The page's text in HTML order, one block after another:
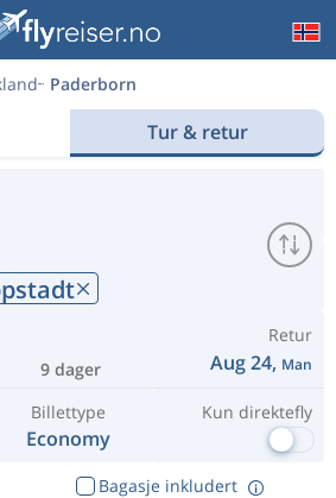
Paderborn
Tur & retur
9 dager
Retur
Aug 24, Man
Billettype
Economy
Kun direktefly
Bagasje inkludert